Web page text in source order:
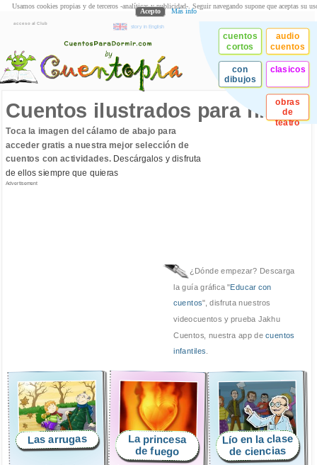
acceso al Club
story in English
cuentos
cortos
audio
cuentos
con
dibujos
clasicos
obras
de
teatro
Cuentos ilustrados para niños
Toca la imagen del cálamo de abajo para
acceder gratis a nuestra mejor selección de
cuentos con actividades.Descárgalos y disfruta
de ellos siempre que quieras
Advertisement
¿Dónde empezar? Descarga
la guía gráfica "Educar con
cuentos", disfruta nuestros
videocuentos y prueba Jakhu
Cuentos, nuestra app decuentos
infantiles.
Las arrugas La princesa
de fuego
Lío en la clase
de ciencias
Usamos cookies propias y de terceros -analíticas y publicidad-. Seguir navegando supone que aceptas su
Acepto Más info